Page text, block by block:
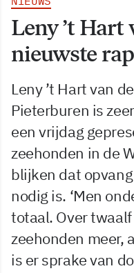
Leny ’t Hart
nieuwste
Leny ’t Hart van
Pieterburen is
een vrijdag
zeehonden in de
blijken dat
nodig is. ‘Men
totaal. Over
zeehonden meer,
is er sprake van